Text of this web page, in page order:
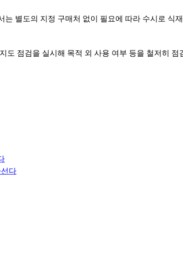
별도의 지정 구매처 없이 필요에 따라 수시로 식
도 점검을 실시해 목적 외 사용 여부 등을 철저히 점
다